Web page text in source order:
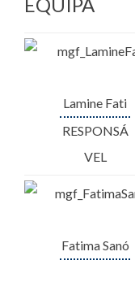
Lamine Fati
RESPONSÁ
VEL
Fatima Sanó